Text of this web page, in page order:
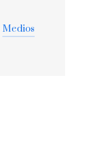
Medios